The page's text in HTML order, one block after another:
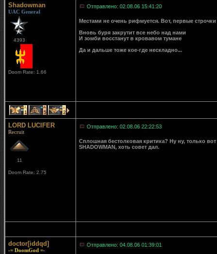
Shadowman
UAC General
4393
Doom Rate: 1.66
Отправлено: 02.08.06 15:41:20
Местами не очень рифмуется. Вот, первые
Вновь буря закрутит все небо над нами
И зомби восстанут в кровавом тумане
Да и дальше тоже кое-где нескладно...
1 5 2
LORD LUCIFER
Recruit
11
Doom Rate: 2.75
Отправлено: 02.08.06 22:22:53
Сплошная бестолковая критика? Ну ну, только
SHADOWMAN, хоть совет дал.
doctor[iddqd]
-= DoomGod =-
Отправлено: 04.08.06 01:39:01